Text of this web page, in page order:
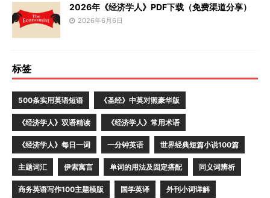
2026年《经济学人》PDF下载（免费渠道分享）
2026年6月6日
标签
500条实用英语短语 《圣经》中英对照豪华版
《经济学人》双语精读 《经济学人》常用术语
《经济学人》每日一词 一分钟英语 世界经典短篇小说100篇
主题词汇 伊索寓言 单词的用法及固定搭配 同义词辨析
商务英语写作100主题模版 国学英译 外刊小词详解